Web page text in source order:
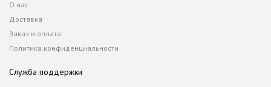
О нас
Доставка
Заказ и оплата
Политика конфиденциальности
Служба поддержки